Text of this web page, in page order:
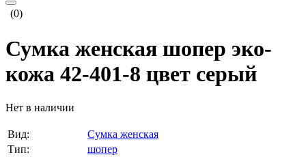
(0)
Сумка женская шопер эко-
кожа 42-401-8 цвет серый
Нет в наличии
Вид:
Сумка женская
Тип:
шопер